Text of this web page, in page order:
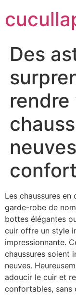
Des
rendre
Les chaussures
garde-robe de
bottes élégantes
cuir offre un style
impressionnante.
chaussures soient
neuves.
adoucir le cuir et
confortables, sans